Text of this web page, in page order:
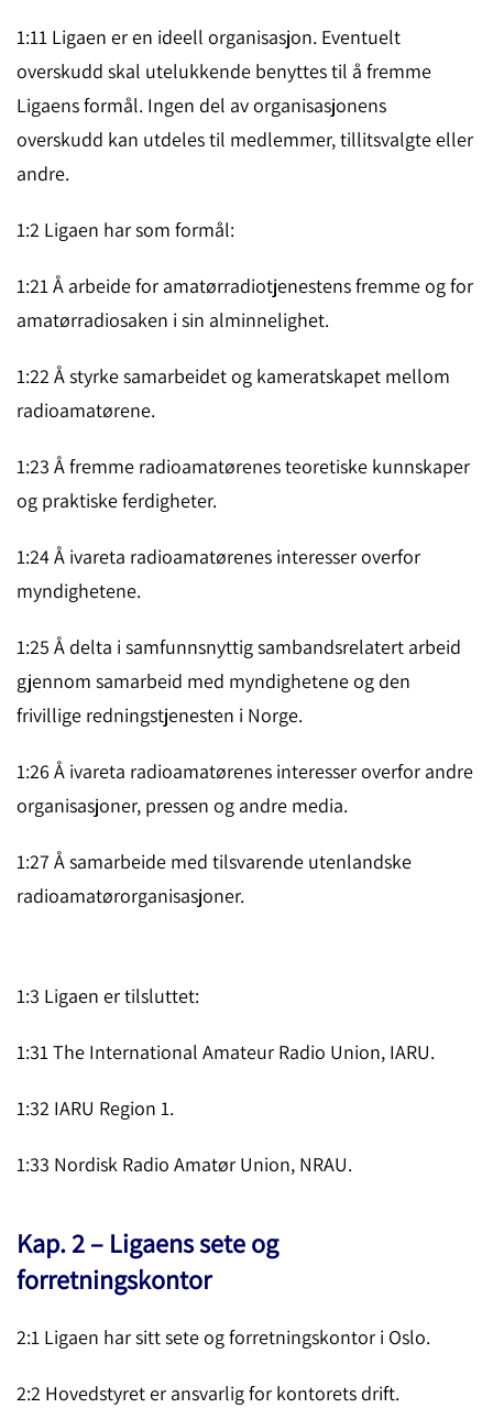
1:11 Ligaen er en ideell organisasjon. Eventuelt
overskudd skal utelukkende benyttes til å fremme
Ligaens formål. Ingen del av organisasjonens
overskudd kan utdeles til medlemmer, tillitsvalgte eller
andre.
1:2 Ligaen har som formål:
1:21 Å arbeide for amatørradiotjenestens fremme og for
ama­tørra­dio­saken i sin alminnelig­het.
1:22 Å styrke samarbeidet og kameratskapet mellom
radioa­matør­ene.
1:23 Å fremme radioamatørenes teoretiske kunnskaper
og prak­tiske ferdig­heter.
1:24 Å ivareta radioamatørenes interesser overfor
myndighe­te­ne.
1:25 Å delta i samfunnsnyttig sambandsrelatert arbeid
gjennom samarbeid med myndig­hetene og den
frivillige redningstjenesten i Norge.
1:26 Å ivareta radioamatørenes interesser overfor andre
organi­sasjo­ner, pressen og andre media.
1:27 Å samarbeide med tilsvarende utenlandske
radioama­tøror­gani­sa­sjoner.
1:3 Ligaen er tilsluttet:
1:31 The International Amateur Radio Union, IARU.
1:32 IARU Region 1.
1:33 Nordisk Radio Amatør Union, NRAU.
Kap. 2 – Ligaens sete og
forretningskontor
2:1 Ligaen har sitt sete og forretningskontor i Oslo.
2:2 Hovedstyret er ansvarlig for kontorets drift.